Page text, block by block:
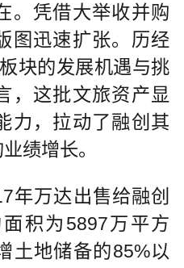
。凭借大举收并购
图迅速扩张。历经
块的发展机遇与挑
，这批文旅资产显
力，拉动了融创其
绩增长。
年万达出售给融创
积为5897万平方
土地储备的85%以